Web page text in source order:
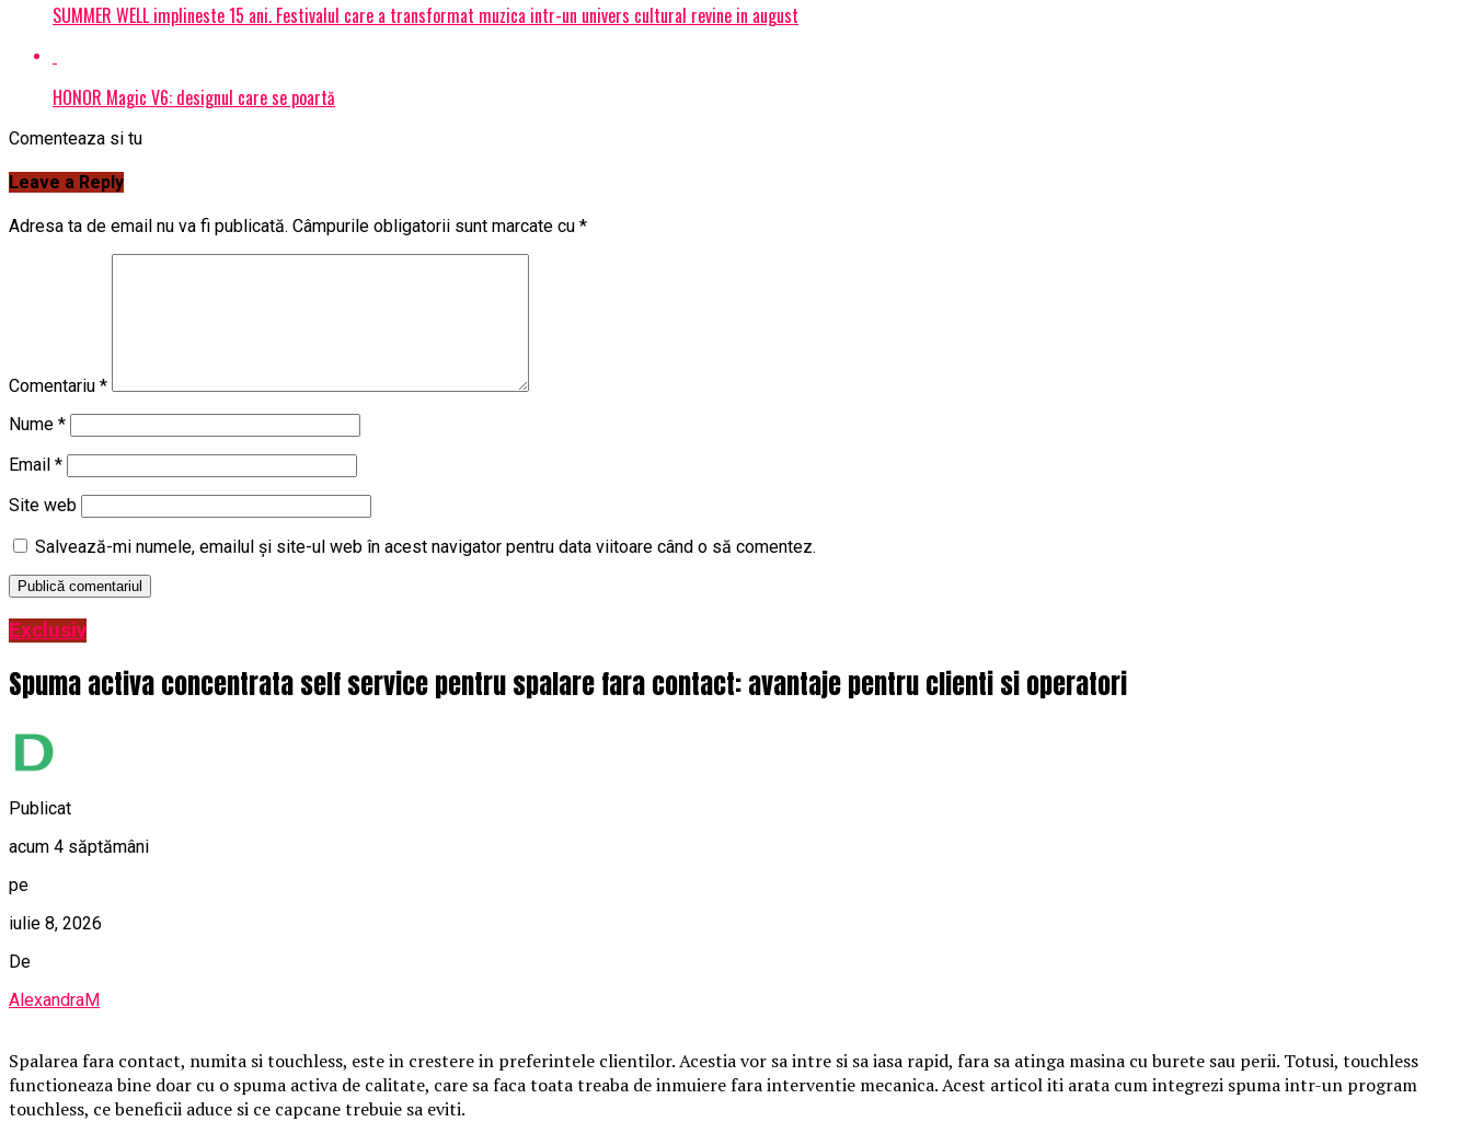
SUMMER WELL implineste 15 ani. Festivalul care a transformat muzica intr-un univers cultural revine in august
HONOR Magic V6: designul care se poartă
Comenteaza si tu
Leave a Reply
Adresa ta de email nu va fi publicată. Câmpurile obligatorii sunt marcate cu *
Comentariu *
Nume *
Email *
Site web
Salvează-mi numele, emailul și site-ul web în acest navigator pentru data viitoare când o să comentez.
Exclusiv
Spuma activa concentrata self service pentru spalare fara contact: avantaje pentru clienti si operatori
Publicat
acum 4 săptămâni
pe
iulie 8, 2026
De
AlexandraM
Spalarea fara contact, numita si touchless, este in crestere in preferintele clientilor. Acestia vor sa intre si sa iasa rapid, fara sa atinga masina cu burete sau perii. Totusi, touchless
functioneaza bine doar cu o spuma activa de calitate, care sa faca toata treaba de inmuiere fara interventie mecanica. Acest articol iti arata cum integrezi spuma intr-un program
touchless, ce beneficii aduce si ce capcane trebuie sa eviti.